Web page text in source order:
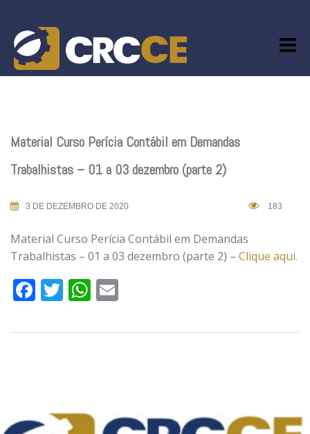
content
Material Curso Perícia Contábil em Demandas
Trabalhistas – 01 a 03 dezembro (parte 2)
3 DE DEZEMBRO DE 2020 183
Material Curso Perícia Contábil em Demandas
Trabalhistas – 01 a 03 dezembro (parte 2) – Clique aqui.
Facebook
TwitterWhatsApp